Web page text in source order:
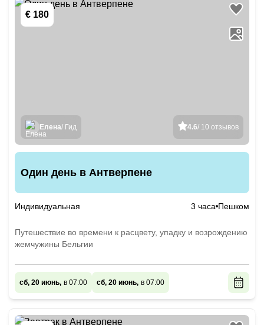
€ 180
4.6/ 10 отзывов
Елена/ Гид
Один день в Антверпене
Индивидуальная 3 часа Пешком
Путешествие во времени к расцвету, упадку и возрождению
жемчужины Бельгии
сб, 20 июнь, в 07:00 сб, 20 июнь, в 07:00